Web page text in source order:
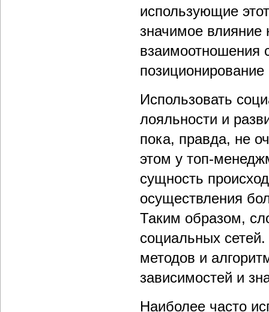
использующие
значимое влияние
взаимоотношения
Использовать
лояльности и
пока, правда, не
этом у топ-
сущность
осуществления
Таким образом,
социальных
методов и
зависимостей и
Наиболее часто